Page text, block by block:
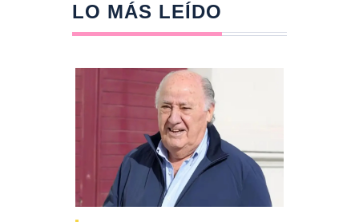
LO MÁS LEÍDO